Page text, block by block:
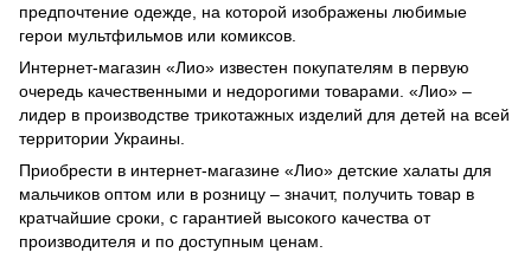
предпочтение одежде, на которой изображены любимые
герои мультфильмов или комиксов.
Интернет-магазин «Лио» известен покупателям в первую
очередь качественными и недорогими товарами. «Лио» –
лидер в производстве трикотажных изделий для детей на всей
территории Украины.
Приобрести в интернет-магазине «Лио» детские халаты для
мальчиков оптом или в розницу – значит, получить товар в
кратчайшие сроки, с гарантией высокого качества от
производителя и по доступным ценам.